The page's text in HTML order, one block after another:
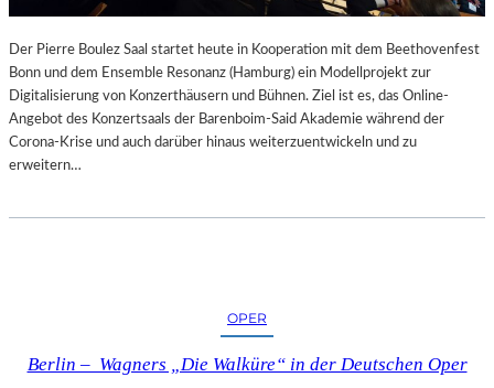
Der Pierre Boulez Saal startet heute in Kooperation mit dem Beethovenfest
Bonn und dem Ensemble Resonanz (Hamburg) ein Modellprojekt zur
Digitalisierung von Konzerthäusern und Bühnen. Ziel ist es, das Online-
Angebot des Konzertsaals der Barenboim-Said Akademie während der
Corona-Krise und auch darüber hinaus weiterzuentwickeln und zu
erweitern…
OPER
Berlin – Wagners „Die Walküre“ in der Deutschen Oper